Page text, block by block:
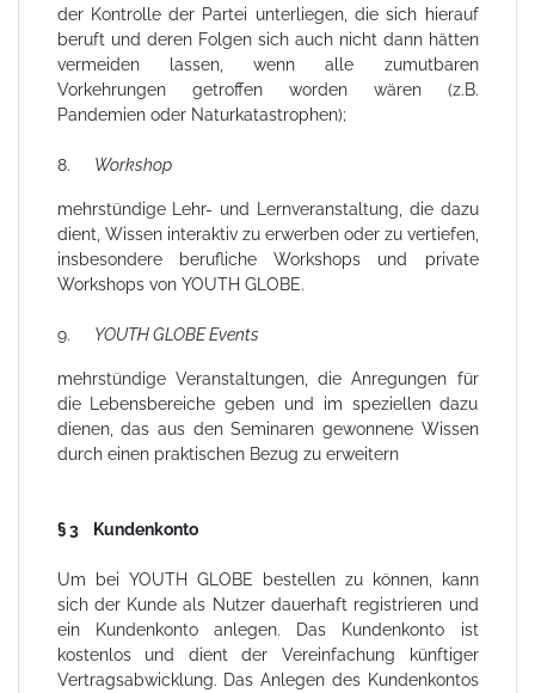
der Kontrolle der Partei unterliegen, die sich hierauf
beruft und deren Folgen sich auch nicht dann hätten
vermeiden lassen, wenn alle zumutbaren
Vorkehrungen getroffen worden wären (z.B.
Pandemien oder Naturkatastrophen);
8. Workshop
mehrstündige Lehr- und Lernveranstaltung, die dazu
dient, Wissen interaktiv zu erwerben oder zu vertiefen,
insbesondere berufliche Workshops und private
Workshops von YOUTH GLOBE.
9. YOUTH GLOBE Events
mehrstündige Veranstaltungen, die Anregungen für
die Lebensbereiche geben und im speziellen dazu
dienen, das aus den Seminaren gewonnene Wissen
durch einen praktischen Bezug zu erweitern
§ 3 Kundenkonto
Um bei YOUTH GLOBE bestellen zu können, kann
sich der Kunde als Nutzer dauerhaft registrieren und
ein Kundenkonto anlegen. Das Kundenkonto ist
kostenlos und dient der Vereinfachung künftiger
Vertragsabwicklung. Das Anlegen des Kundenkontos